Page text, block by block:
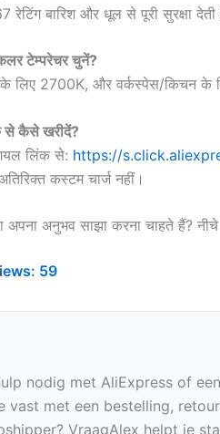
रेटिंग बारिश और धूल से पूरी सुरक्षा देती
टेम्परेचर चुनें?
के लिए 2700K, और वर्कस्पेस/किचन के
से कैसे खरीदें?
लिंक से: https://
कस्टम चार्ज नहीं।
अपना अनुभव साझा करना चाहते हैं?
59
nodig met AliExpress of
vast met een bestelling,
VraagAlex helpt je